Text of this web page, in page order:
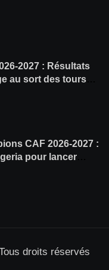
2027 : Résultats
au sort des tours
CAF 2026-2027 :
pour lancer
FC
droits réservés